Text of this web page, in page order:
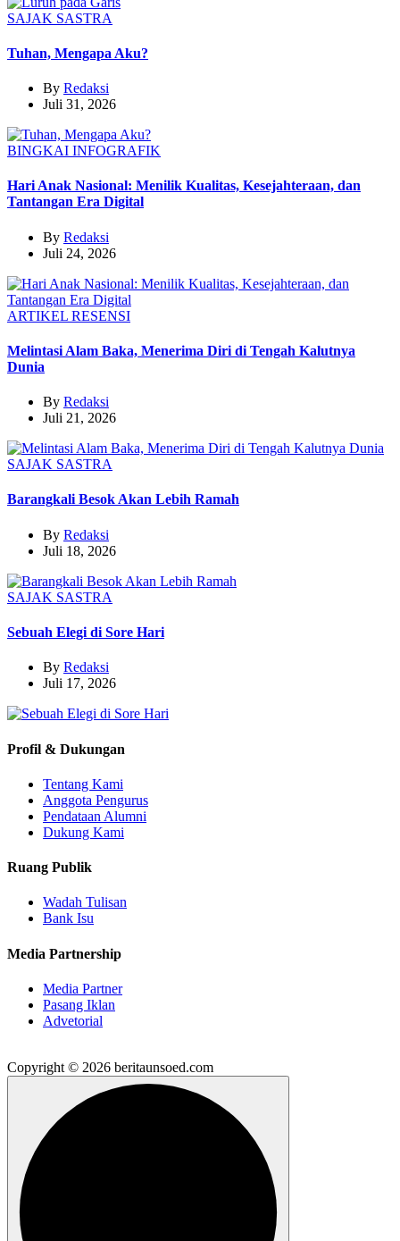
SAJAK SASTRA
Tuhan, Mengapa Aku?
By Redaksi
Juli 31, 2026
BINGKAI INFOGRAFIK
Hari Anak Nasional: Menilik Kualitas, Kesejahteraan, dan
Tantangan Era Digital
By Redaksi
Juli 24, 2026
ARTIKEL RESENSI
Melintasi Alam Baka, Menerima Diri di Tengah Kalutnya
Dunia
By Redaksi
Juli 21, 2026
SAJAK SASTRA
Barangkali Besok Akan Lebih Ramah
By Redaksi
Juli 18, 2026
SAJAK SASTRA
Sebuah Elegi di Sore Hari
By Redaksi
Juli 17, 2026
Profil & Dukungan
Tentang Kami
Anggota Pengurus
Pendataan Alumni
Dukung Kami
Ruang Publik
Wadah Tulisan
Bank Isu
Media Partnership
Media Partner
Pasang Iklan
Advetorial
Copyright © 2026 beritaunsoed.com